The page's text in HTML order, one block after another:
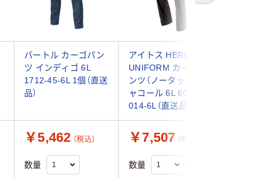
バートル カーゴパン
ツ インディゴ 6L
1712-45-6L 1個（直送
品）
アイトス HERO’S
UNIFORM カーゴパ
ンツ（ノータック） チ
ャコール 6L 60751-
014-6L（直送品）
￥5,462 （税込）
数量
￥7,507 （税込）
数量